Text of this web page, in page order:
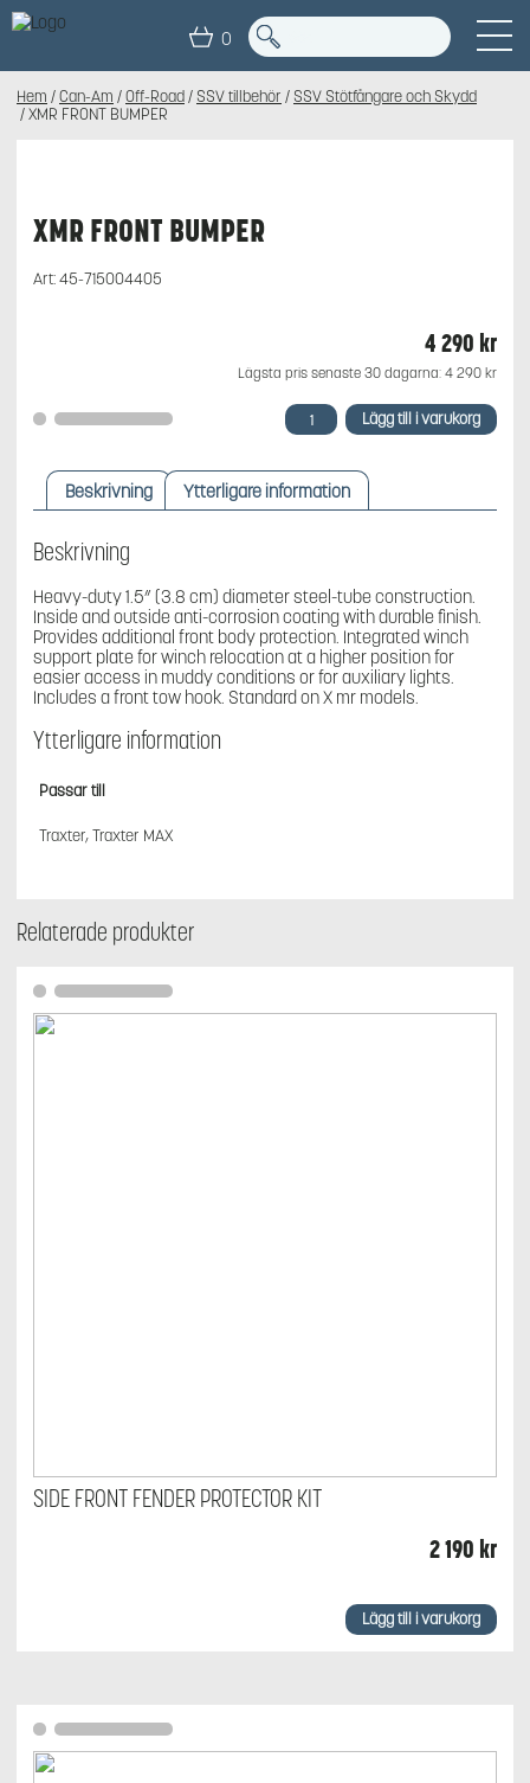
0
Hem /Can-Am /Off-Road/ SSV tillbehör / SSV Stötfångare och Skydd
/ XMR FRONT BUMPER
XMR FRONT BUMPER
Art:45-715004405
4 290 kr
Lägsta pris senaste 30 dagarna: 4 290 kr
XMR
FRONT
mängd
Lägg till i varukorg
Beskrivning Ytterligare information
Beskrivning
Heavy-duty 1.5” (3.8 cm) diameter steel-tube construction.
Inside and outside anti-corrosion coating with durable finish.
Provides additional front body protection. Integrated winch
support plate for winch relocation at a higher position for
easier access in muddy conditions or for auxiliary lights.
Includes a front tow hook. Standard on X mr models.
Ytterligare information
Passar till
Traxter, Traxter MAX
Relaterade produkter
SIDE FRONT FENDER PROTECTOR KIT
2 190 kr
Lägg till i varukorg